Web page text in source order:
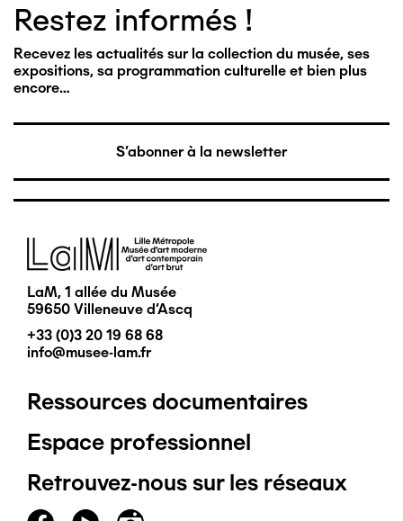
Restez informés !
Recevez les actualités sur la collection du musée, ses
expositions, sa programmation culturelle et bien plus
encore…
S'abonner à la newsletter
Image
LaM, 1 allée du Musée
59650 Villeneuve d'Ascq
+33 (0)3 20 19 68 68
info@musee-lam.fr
Pied
de
page
Ressources documentaires
Espace professionnel
Retrouvez-nous sur les réseaux